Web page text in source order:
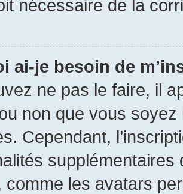
nécessaire de la
ai-je besoin de
ne pas le faire, il
non que vous
Cependant,
comme les avatars